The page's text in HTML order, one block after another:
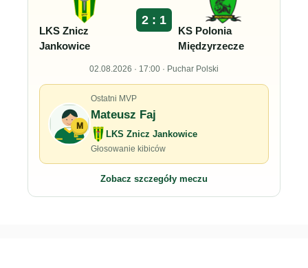
LKS Znicz
Jankowice
2 : 1
KS Polonia
Międzyrzecze
02.08.2026 · 17:00 · Puchar Polski
M
Ostatni MVP
Mateusz Faj
LKS Znicz Jankowice
Głosowanie kibiców
Zobacz szczegóły meczu